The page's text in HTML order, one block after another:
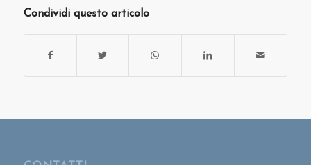
Condividi questo articolo